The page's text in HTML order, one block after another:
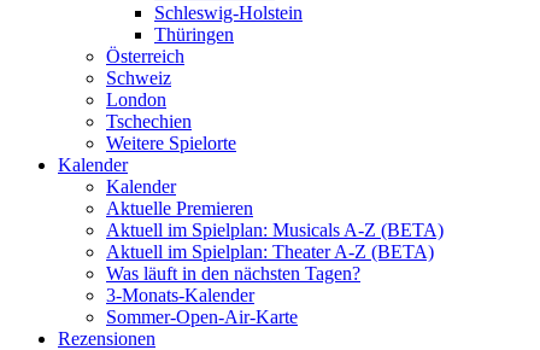
Schleswig-Holstein
Thüringen
Österreich
Schweiz
London
Tschechien
Weitere Spielorte
Kalender
Kalender
Aktuelle Premieren
Aktuell im Spielplan: Musicals A-Z (BETA)
Aktuell im Spielplan: Theater A-Z (BETA)
Was läuft in den nächsten Tagen?
3-Monats-Kalender
Sommer-Open-Air-Karte
Rezensionen